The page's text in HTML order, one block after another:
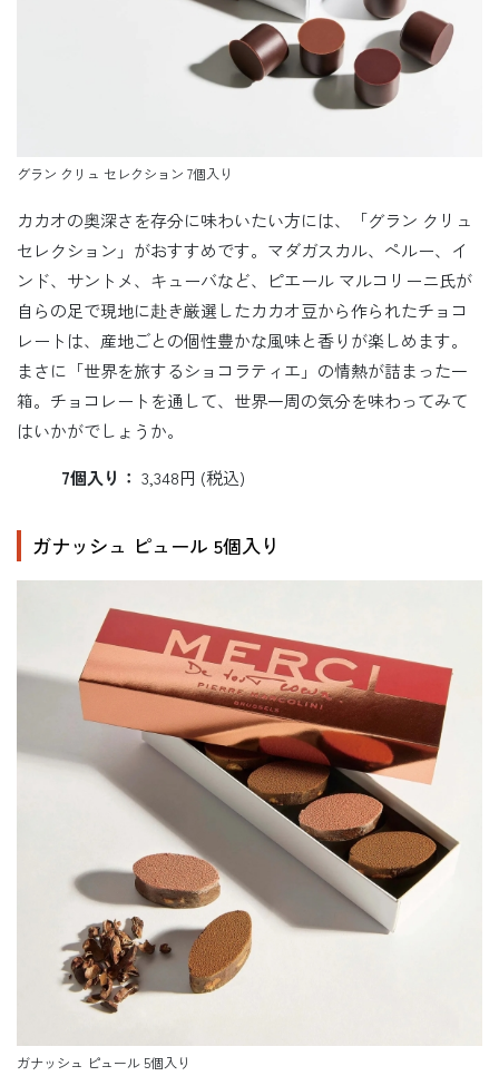
グラン クリュ セレクション 7個入り
カカオの奥深さを存分に味わいたい方には、「グラン クリュ
セレクション」がおすすめです。マダガスカル、ペルー、イ
ンド、サントメ、キューバなど、ピエール マルコリーニ氏が
自らの足で現地に赴き厳選したカカオ豆から作られたチョコ
レートは、産地ごとの個性豊かな風味と香りが楽しめます。
まさに「世界を旅するショコラティエ」の情熱が詰まった一
箱。チョコレートを通して、世界一周の気分を味わってみて
はいかがでしょうか。
7個入り： 3,348円 (税込)
ガナッシュ ピュール 5個入り
ガナッシュ ピュール 5個入り